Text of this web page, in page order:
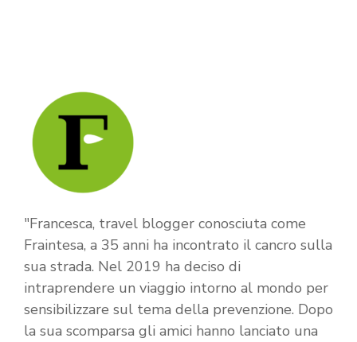
"Francesca, travel blogger conosciuta come
Fraintesa, a 35 anni ha incontrato il cancro sulla
sua strada. Nel 2019 ha deciso di
intraprendere un viaggio intorno al mondo per
sensibilizzare sul tema della prevenzione. Dopo
la sua scomparsa gli amici hanno lanciato una